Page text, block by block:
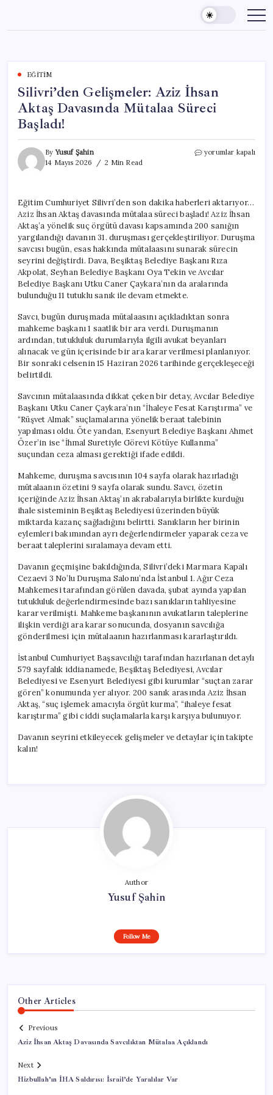
content
EĞITIM
Silivri’den Gelişmeler: Aziz İhsan
Aktaş Davasında Mütalaa Süreci
Başladı!
ByYusuf Şahin
14 Mayıs 2026
2 Min Read
Silivri’den
Davasında
Mütalaa
Süreci
Başladı!
için
yorumlar kapalı
Eğitim Cumhuriyet Silivri’den son dakika haberleri aktarıyor…
Aziz İhsan Aktaş davasında mütalaa süreci başladı! Aziz İhsan
Aktaş’a yönelik suç örgütü davası kapsamında 200 sanığın
yargılandığı davanın 31. duruşması gerçekleştiriliyor. Duruşma
savcısı bugün, esas hakkında mütalaasını sunarak sürecin
seyrini değiştirdi. Dava, Beşiktaş Belediye Başkanı Rıza
Akpolat, Seyhan Belediye Başkanı Oya Tekin ve Avcılar
Belediye Başkanı Utku Caner Çaykara’nın da aralarında
bulunduğu 11 tutuklu sanık ile devam etmekte.
Savcı, bugün duruşmada mütalaasını açıkladıktan sonra
mahkeme başkanı 1 saatlik bir ara verdi. Duruşmanın
ardından, tutukluluk durumlarıyla ilgili avukat beyanları
alınacak ve gün içerisinde bir ara karar verilmesi planlanıyor.
Bir sonraki celsenin 15 Haziran 2026 tarihinde gerçekleşeceği
belirtildi.
Savcının mütalaasında dikkat çeken bir detay, Avcılar Belediye
Başkanı Utku Caner Çaykara’nın “İhaleye Fesat Karıştırma” ve
“Rüşvet Almak” suçlamalarına yönelik beraat talebinin
yapılması oldu. Öte yandan, Esenyurt Belediye Başkanı Ahmet
Özer’in ise “İhmal Suretiyle Görevi Kötüye Kullanma”
suçundan ceza alması gerektiği ifade edildi.
Mahkeme, duruşma savcısının 104 sayfa olarak hazırladığı
mütalaanın özetini 9 sayfa olarak sundu. Savcı, özetin
içeriğinde Aziz İhsan Aktaş’ın akrabalarıyla birlikte kurduğu
ihale sisteminin Beşiktaş Belediyesi üzerinden büyük
miktarda kazanç sağladığını belirtti. Sanıkların her birinin
eylemleri bakımından ayrı değerlendirmeler yaparak ceza ve
beraat taleplerini sıralamaya devam etti.
Davanın geçmişine bakıldığında, Silivri’deki Marmara Kapalı
Cezaevi 3 No’lu Duruşma Salonu’nda İstanbul 1. Ağır Ceza
Mahkemesi tarafından görülen davada, şubat ayında yapılan
tutukluluk değerlendirmesinde bazı sanıkların tahliyesine
karar verilmişti. Mahkeme başkanının avukatların taleplerine
ilişkin verdiği ara karar sonucunda, dosyanın savcılığa
gönderilmesi için mütalaanın hazırlanması kararlaştırıldı.
İstanbul Cumhuriyet Başsavcılığı tarafından hazırlanan detaylı
579 sayfalık iddianamede, Beşiktaş Belediyesi, Avcılar
Belediyesi ve Esenyurt Belediyesi gibi kurumlar “suçtan zarar
gören” konumunda yer alıyor. 200 sanık arasında Aziz İhsan
Aktaş, “suç işlemek amacıyla örgüt kurma”, “ihaleye fesat
karıştırma” gibi ciddi suçlamalarla karşı karşıya bulunuyor.
Davanın seyrini etkileyecek gelişmeler ve detaylar için takipte
kalın!
Author
Yusuf Şahin
Follow Me
Other Articles
Previous
Aziz İhsan Aktaş Davasında Savcılıktan Mütalaa Açıklandı
Next
Hizbullah’ın İHA Saldırısı: İsrail’de Yaralılar Var